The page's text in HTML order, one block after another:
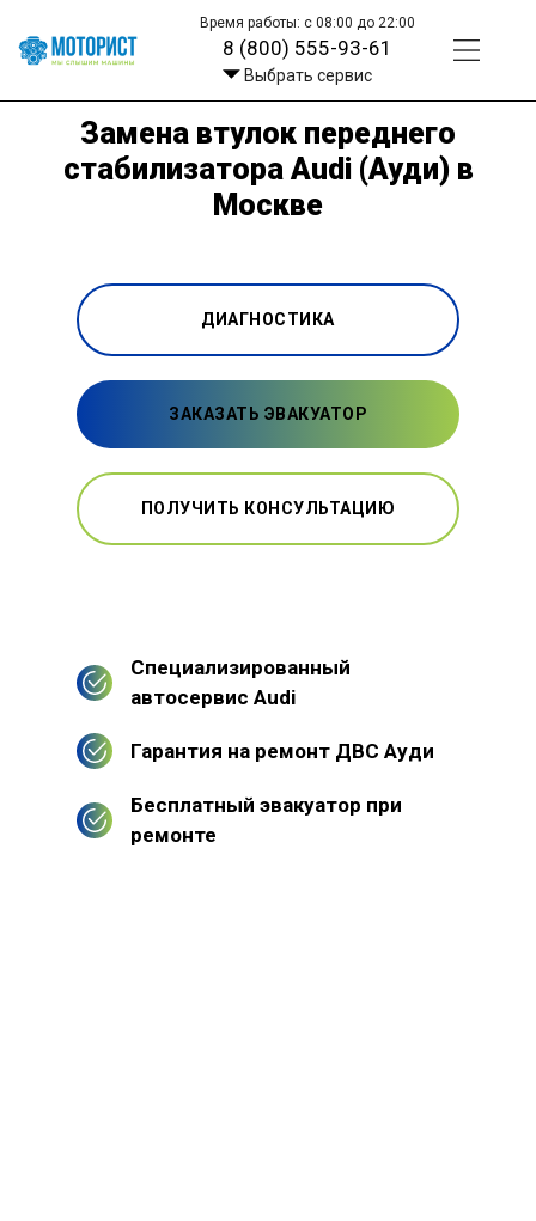
Время работы: с 08:00 до 22:00
8 (800) 555-93-61
Выбрать сервис
Замена втулок переднего
стабилизатора Audi (Ауди) в
Москве
ДИАГНОСТИКА
ЗАКАЗАТЬ ЭВАКУАТОР
ПОЛУЧИТЬ КОНСУЛЬТАЦИЮ
Специализированный
автосервис Audi
Гарантия на ремонт ДВС Ауди
Бесплатный эвакуатор при
ремонте